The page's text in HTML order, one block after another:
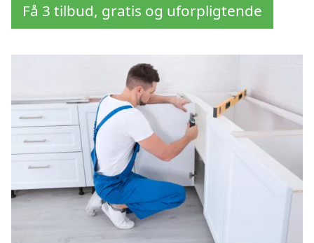
Få 3 tilbud, gratis og uforpligtende